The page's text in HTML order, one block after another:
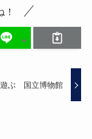
ぶ 国立博物館